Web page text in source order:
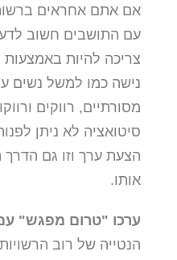
אם אתם אחראים
עם התושבים חשוב
צריכה להיות באמצעות
נישה כמו למשל נשים
מסורתיים, רווקים
סיטואציה לא ניתן
הצעת ערך וזו גם
אותו.
ערכו "טרום מפגש"
הנטייה של רוב